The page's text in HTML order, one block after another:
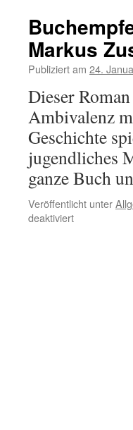
Markus
Publiziert am 24.
Dieser
Ambivalenz
Geschichte
jugendliches
ganze Buch
Veröffentlicht unter
deaktiviertfür